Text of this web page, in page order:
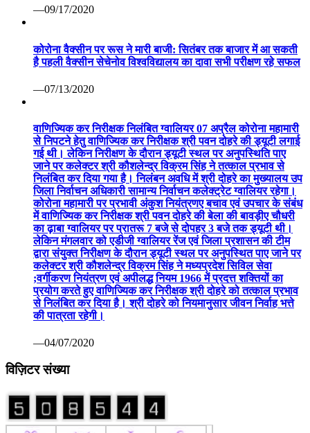
—09/17/2020
कोरोना वैक्सीन पर रूस ने मारी बाजी: सितंबर तक बाजार में आ सकती
है पहली वैक्सीन सेचेनोव विश्वविद्यालय का दावा सभी परीक्षण रहे सफल
—07/13/2020
वाणिज्यिक कर निरीक्षक निलंबित ग्वालियर 07 अप्रैल कोरोना महामारी
से निपटने हेतु वाणिज्यिक कर निरीक्षक श्री पवन दोहरे की ड्यूटी लगाई
गई थी। लेकिन निरीक्षण के दौरान ड्यूटी स्थल पर अनुपस्थिति पाए
जाने पर कलेक्टर श्री कौशलेन्द्र विक्रम सिंह ने तत्काल प्रभाव से
निलंबित कर दिया गया है। निलंबन अवधि में श्री दोहरे का मुख्यालय उप
जिला निर्वाचन अधिकारी सामान्य निर्वाचन कलेक्ट्रेट ग्वालियर रहेगा।
कोरोना महामारी पर प्रभावी अंकुश नियंत्रणए बचाव एवं उपचार के संबंध
में वाणिज्यिक कर निरीक्षक श्री पवन दोहरे की बेला की बावड़ीए चौधरी
का ढ़ाबा ग्वालियर पर प्रातरू 7 बजे से दोपहर 3 बजे तक ड्यूटी थी।
लेकिन मंगलवार को एडीजी ग्वालियर रेंज एवं जिला प्रशासन की टीम
द्वारा संयुक्त निरीक्षण के दौरान ड्यूटी स्थल पर अनुपस्थित पाए जाने पर
कलेक्टर श्री कौशलेन्द्र विक्रम सिंह ने मध्यप्रदेश सिविल सेवा
;वर्गीकरण नियंत्रण एवं अपीलद्ध नियम 1966 में प्रदत्त शक्तियों का
प्रयोग करते हुए वाणिज्यिक कर निरीक्षक श्री दोहरे को तत्काल प्रभाव
से निलंबित कर दिया है। श्री दोहरे को नियमानुसार जीवन निर्वाह भत्ते
की पात्रता रहेगी।
—04/07/2020
विज़िटर संख्या